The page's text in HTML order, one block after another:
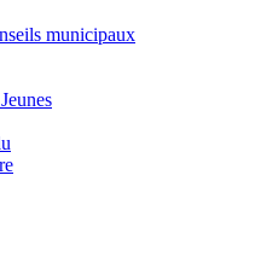
municipaux